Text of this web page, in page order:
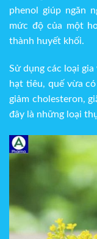
phenol giúp ngăn
mức độ của một
thành huyết khối.
Sử dụng các loại
hạt tiêu, quế vừa
giảm cholesteron,
đây là những loại